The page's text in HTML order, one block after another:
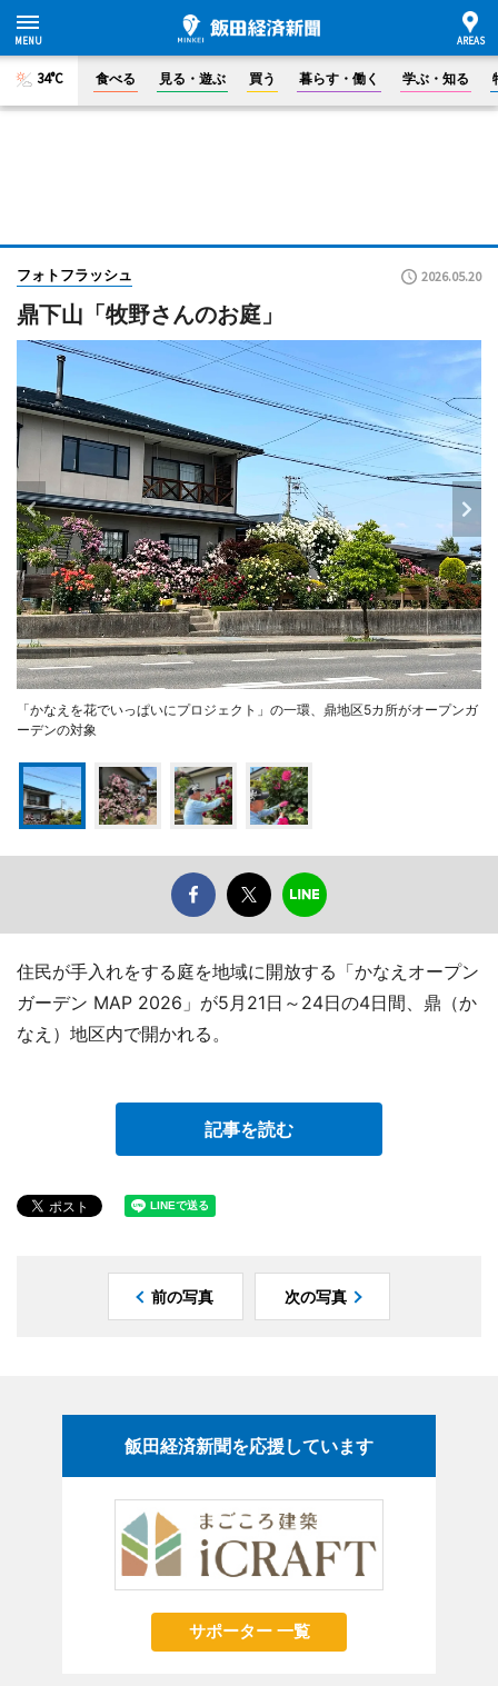
34°C 食べる 見る・遊ぶ 買う 暮らす・働く 学ぶ・知る
フォトフラッシュ 2026.05.20
鼎下山「牧野さんのお庭」
「かなえを花でいっぱいにプロジェクト」の一環、鼎地区5カ所がオープンガ
ーデンの対象
住民が手入れをする庭を地域に開放する「かなえオープン
ガーデン MAP 2026」が5月21日～24日の4日間、鼎（か
なえ）地区内で開かれる。
記事を読む
前の写真 次の写真
飯田経済新聞を応援しています
サポーター 一覧